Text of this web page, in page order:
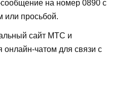
на номер 0890 с
или просьбой.
сайт МТС и
онлайн-чатом для связи с